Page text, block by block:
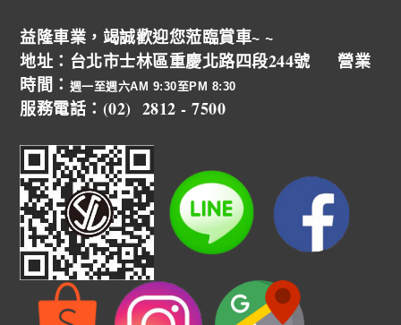
益隆車業，竭誠歡迎您蒞臨賞車~ ~
地址：台北市士林區重慶北路四段244號 營業
時間： 週一至週六AM 9:30至PM 8:30
服務電話：(02) 2812 - 7500